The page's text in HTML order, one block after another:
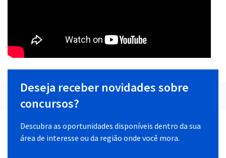
Deseja receber novidades sobre
concursos?
Descubra as oportunidades disponíveis dentro da sua
área de interesse ou da região onde você mora.